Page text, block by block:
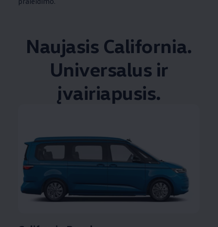
Naujasis California.
Universalus ir
įvairiapusis.